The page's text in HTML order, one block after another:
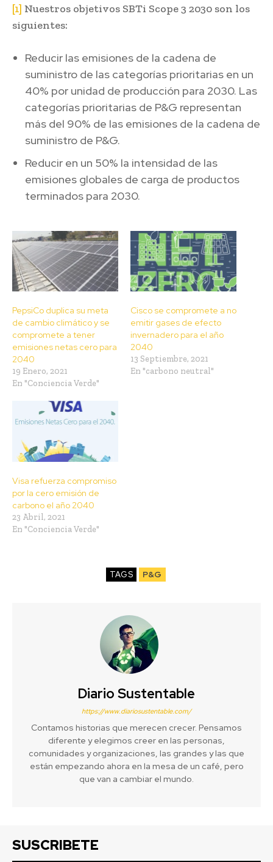
[1] Nuestros objetivos SBTi Scope 3 2030 son los
siguientes:
Reducir las emisiones de la cadena de
suministro de las categorías prioritarias en un
40% por unidad de producción para 2030. Las
categorías prioritarias de P&G representan
más del 90% de las emisiones de la cadena de
suministro de P&G.
Reducir en un 50% la intensidad de las
emisiones globales de carga de productos
terminados para 2030.
PepsiCo duplica su meta
de cambio climático y se
compromete a tener
emisiones netas cero para
2040
19 Enero, 2021
En "Conciencia Verde"
Cisco se compromete a no
emitir gases de efecto
invernadero para el año
2040
13 Septiembre, 2021
En "carbono neutral"
Visa refuerza compromiso
por la cero emisión de
carbono el año 2040
23 Abril, 2021
En "Conciencia Verde"
TAGS P&G
Diario Sustentable
https://www.diariosustentable.com/
Contamos historias que merecen crecer. Pensamos
diferente y elegimos creer en las personas,
comunidades y organizaciones, las grandes y las que
están empezando ahora en la mesa de un café, pero
que van a cambiar el mundo.
SUSCRIBETE